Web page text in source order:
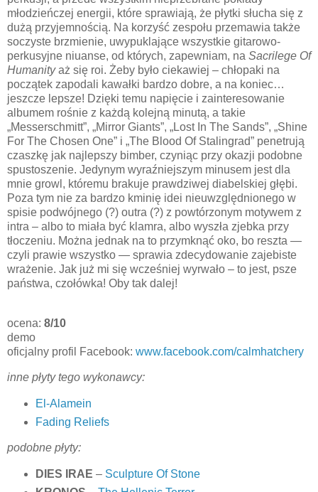
młodzieńczej energii, które sprawiają, że płytki słucha się z
dużą przyjemnością. Na korzyść zespołu przemawia także
soczyste brzmienie, uwypuklające wszystkie gitarowo-
perkusyjne niuanse, od których, zapewniam, na Sacrilege Of
Humanityaż się roi. Żeby było ciekawiej – chłopaki na
początek zapodali kawałki bardzo dobre, a na koniec…
jeszcze lepsze! Dzięki temu napięcie i zainteresowanie
albumem rośnie z każdą kolejną minutą, a takie
„Messerschmitt”, „Mirror Giants”, „Lost In The Sands”, „Shine
For The Chosen One” i „The Blood Of Stalingrad” penetrują
czaszkę jak najlepszy bimber, czyniąc przy okazji podobne
spustoszenie. Jedynym wyraźniejszym minusem jest dla
mnie growl, któremu brakuje prawdziwej diabelskiej głębi.
Poza tym nie za bardzo kminię idei nieuwzględnionego w
spisie podwójnego (?) outra (?) z powtórzonym motywem z
intra – albo to miała być klamra, albo wyszła zjebka przy
tłoczeniu. Można jednak na to przymknąć oko, bo reszta —
czyli prawie wszystko — sprawia zdecydowanie zajebiste
wrażenie. Jak już mi się wcześniej wyrwało – to jest, psze
państwa, czołówka! Oby tak dalej!
ocena: 8/10
demo
oficjalny profil Facebook: www.facebook.com/calmhatchery
inne płyty tego wykonawcy:
El-Alamein
Fading Reliefs
podobne płyty:
DIES IRAE – Sculpture Of Stone